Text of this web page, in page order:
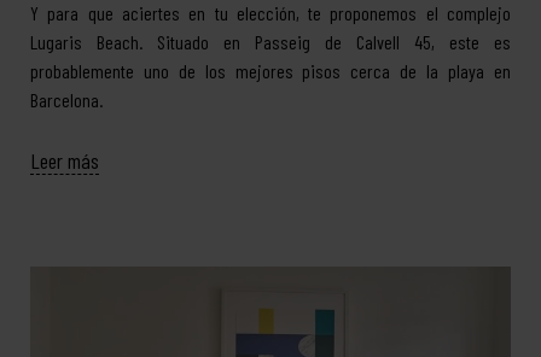
Y para que aciertes en tu elección, te proponemos el complejo
Lugaris Beach. Situado en Passeig de Calvell 45, este es
probablemente uno de los mejores pisos cerca de la playa en
Barcelona.
Leer más